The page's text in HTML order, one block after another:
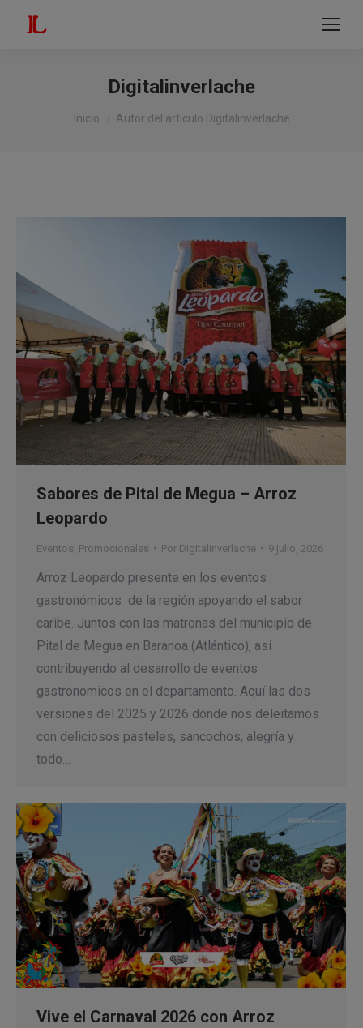
Buscar:
Digitalinverlache
Estás aquí:
Inicio Autor del artículo Digitalinverlache
Sabores de Pital de Megua – Arroz
Leopardo
Eventos Promocionales Por Digitalinverlache 9 julio, 2026
Arroz Leopardo presente en los eventos
gastronómicos de la región apoyando el sabor
caribe. Juntos con las matronas del municipio de
Pital de Megua en Baranoa (Atlántico), así
contribuyendo al desarrollo de eventos
gastrónomicos en el departamento. Aquí las dos
versiones del 2025 y 2026 dónde nos deleitamos
con deliciosos pasteles, sancochos, alegría y
todo…
Vive el Carnaval 2026 con Arroz